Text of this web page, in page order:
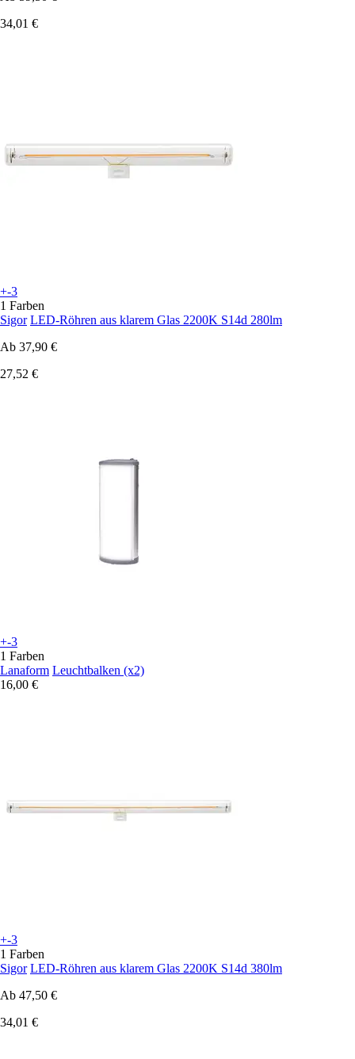
34,01 €
+-3
1 Farben
Sigor LED-Röhren aus klarem Glas 2200K S14d 280lm
Ab 37,90 €
27,52 €
+-3
1 Farben
Lanaform Leuchtbalken (x2)
16,00 €
+-3
1 Farben
Sigor LED-Röhren aus klarem Glas 2200K S14d 380lm
Ab 47,50 €
34,01 €